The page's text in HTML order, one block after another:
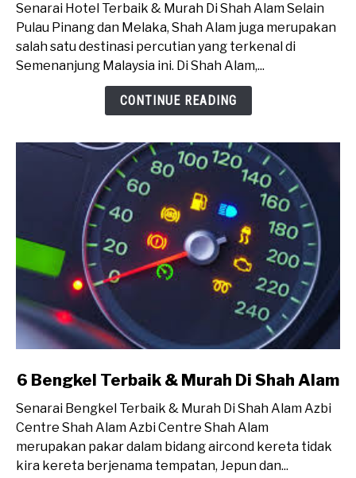
20
Hotel
Terbaik
&
Alam
Senarai Hotel Terbaik & Murah Di Shah Alam Selain
Pulau Pinang dan Melaka, Shah Alam juga merupakan
salah satu destinasi percutian yang terkenal di
Semenanjung Malaysia ini. Di Shah Alam,...
CONTINUE READING
link
6
Bengkel
Terbaik
&
6 Bengkel Terbaik & Murah Di Shah Alam
Senarai Bengkel Terbaik & Murah Di Shah Alam Azbi
Centre Shah Alam Azbi Centre Shah Alam
merupakan pakar dalam bidang aircond kereta tidak
kira kereta berjenama tempatan, Jepun dan...